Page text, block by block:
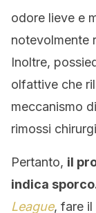
odore lieve e
notevolmente
Inoltre,
olfattive che
meccanismo
rimossi
Pertanto, il
indica
League, fare il